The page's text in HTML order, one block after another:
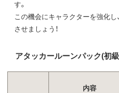
す。
この機会にキャラクターを強化
させましょう！
アタッカールーンパック(初
内容